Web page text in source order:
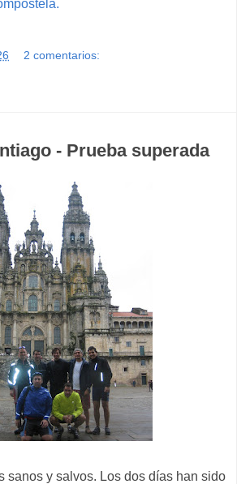
2 comentarios:
- Prueba superada
sanos y salvos. Los dos días han sido